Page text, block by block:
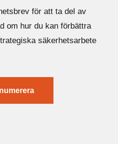
för att ta del av
om hur du kan förbättra
säkerhetsarbete